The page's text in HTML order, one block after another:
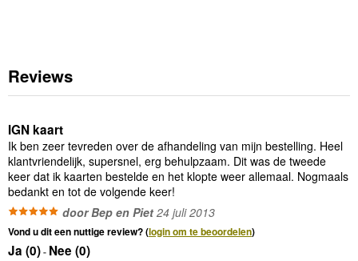
Reviews
IGN kaart
Ik ben zeer tevreden over de afhandeling van mijn bestelling. Heel
klantvriendelijk, supersnel, erg behulpzaam. Dit was de tweede
keer dat ik kaarten bestelde en het klopte weer allemaal. Nogmaals
bedankt en tot de volgende keer!
door Bep en Piet 24 juli 2013
Vond u dit een nuttige review? (login om te beoordelen)
Ja (0)- Nee (0)